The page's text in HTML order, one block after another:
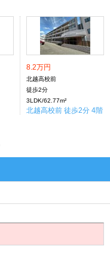
8.2万円
北越高校前
徒歩2分
3LDK/62.77m²
北越高校前 徒歩2分 4階